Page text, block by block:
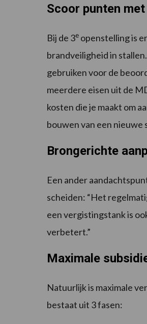
Scoor punten
Bij de 3e openstelling is
brandveiligheid in
gebruiken voor de
meerdere eisen uit de
kosten die je maakt om
bouwen van een nieuwe
Brongerichte
Een ander
scheiden: “Het
een vergistingstank is
verbetert.”
Maximale
Natuurlijk is maximale
bestaat uit 3 fasen: